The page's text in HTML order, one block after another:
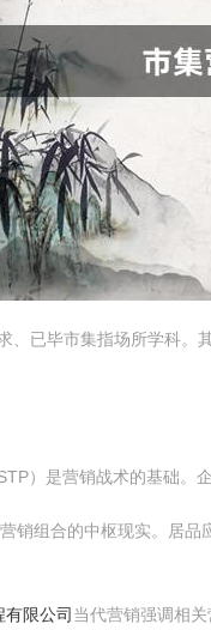
已毕市集指场所学科。
）是营销战术的基础。
销组合的中枢现实。居
限公司 当代营销强调相